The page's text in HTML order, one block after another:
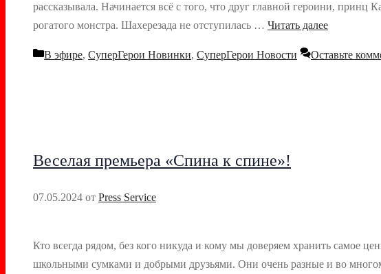
рассказывала. Начинается всё с того, что друг главной героини,
рогатого монстра. Шахерезада не отступилась … Читать далее
Рубрики
В эфире, СуперГерои Новинки, СуперГерои Новости Оставьте
Веселая премьера «Спина к спине»!
07.05.2024 от Press Service
Кто всегда рядом, без кого никуда и кому мы доверяем хранить самое
школьными сумками и добрыми друзьями. Они очень разные и во